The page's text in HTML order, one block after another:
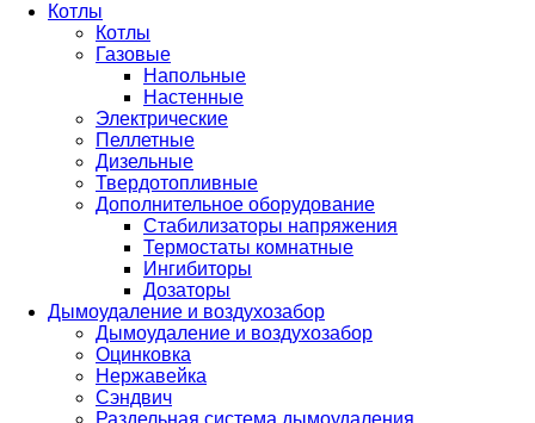
Котлы
Котлы
Газовые
Напольные
Настенные
Электрические
Пеллетные
Дизельные
Твердотопливные
Дополнительное оборудование
Стабилизаторы напряжения
Термостаты комнатные
Ингибиторы
Дозаторы
Дымоудаление и воздухозабор
Дымоудаление и воздухозабор
Оцинковка
Нержавейка
Сэндвич